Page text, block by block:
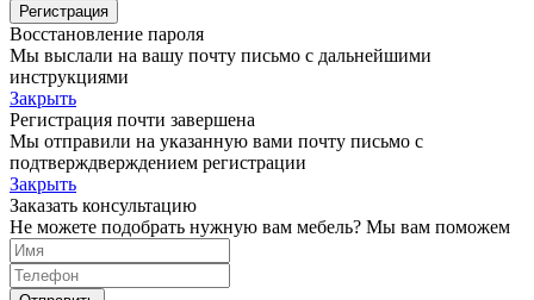
Регистрация
Восстановление пароля
Мы выслали на вашу почту письмо с дальнейшими
инструкциями
Закрыть
Регистрация почти завершена
Мы отправили на указанную вами почту письмо с
подтверждверждением регистрации
Закрыть
Заказать консультацию
Не можете подобрать нужную вам мебель? Мы вам поможем